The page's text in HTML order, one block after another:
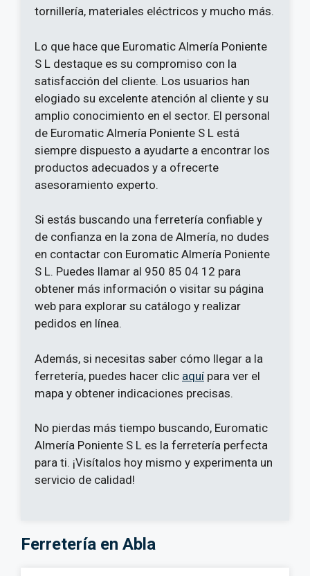
tornillería, materiales eléctricos y mucho más.
Lo que hace que Euromatic Almería Poniente
S L destaque es su compromiso con la
satisfacción del cliente. Los usuarios han
elogiado su excelente atención al cliente y su
amplio conocimiento en el sector. El personal
de Euromatic Almería Poniente S L está
siempre dispuesto a ayudarte a encontrar los
productos adecuados y a ofrecerte
asesoramiento experto.
Si estás buscando una ferretería confiable y
de confianza en la zona de Almería, no dudes
en contactar con Euromatic Almería Poniente
S L. Puedes llamar al 950 85 04 12 para
obtener más información o visitar su página
web para explorar su catálogo y realizar
pedidos en línea.
Además, si necesitas saber cómo llegar a la
ferretería, puedes hacer clic aquí para ver el
mapa y obtener indicaciones precisas.
No pierdas más tiempo buscando, Euromatic
Almería Poniente S L es la ferretería perfecta
para ti. ¡Visítalos hoy mismo y experimenta un
servicio de calidad!
Ferretería en Abla